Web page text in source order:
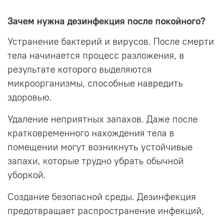
Зачем нужна дезинфекция после покойного?
Устранение бактерий и вирусов. После смерти
тела начинается процесс разложения, в
результате которого выделяются
микроорганизмы, способные навредить
здоровью.
Удаление неприятных запахов. Даже после
кратковременного нахождения тела в
помещении могут возникнуть устойчивые
запахи, которые трудно убрать обычной
уборкой.
Создание безопасной среды. Дезинфекция
предотвращает распространение инфекций,